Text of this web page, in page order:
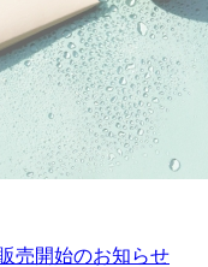
売開始のお知らせ